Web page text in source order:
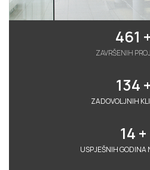
ZAVRŠENIH
461 +
ZADOVOLJNIH
134 +
USPJEŠNIH GODINA
14 +